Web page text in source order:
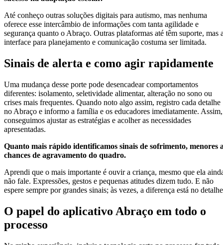
Até conheço outras soluções digitais para autismo, mas nenhuma
oferece esse intercâmbio de informações com tanta agilidade e
segurança quanto o Abraço. Outras plataformas até têm suporte, mas
interface para planejamento e comunicação costuma ser limitada.
Sinais de alerta e como agir rapidamente
Uma mudança desse porte pode desencadear comportamentos
diferentes: isolamento, seletividade alimentar, alteração no sono ou
crises mais frequentes. Quando noto algo assim, registro cada detalhe
no Abraço e informo a família e os educadores imediatamente. Assim,
conseguimos ajustar as estratégias e acolher as necessidades
apresentadas.
Quanto mais rápido identificamos sinais de sofrimento, menores
chances de agravamento do quadro.
Aprendi que o mais importante é ouvir a criança, mesmo que ela
não fale. Expressões, gestos e pequenas atitudes dizem tudo. E não
espere sempre por grandes sinais; às vezes, a diferença está no
O papel do aplicativo Abraço em todo o
processo